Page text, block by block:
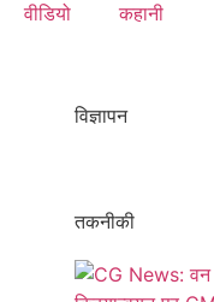
वीडियो कहानी
विज्ञापन
तकनीकी